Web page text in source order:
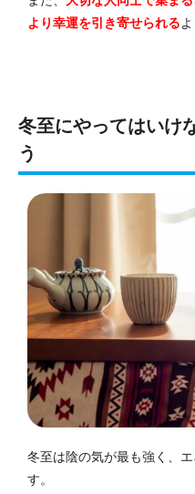
より幸運を引き寄せられる
冬至にやってはいけ
う
冬至は陰の気が最も強く、
す。